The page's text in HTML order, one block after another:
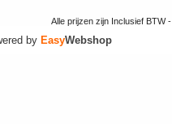
Alle prijzen zijn Inclusief BTW -
by EasyWebshop